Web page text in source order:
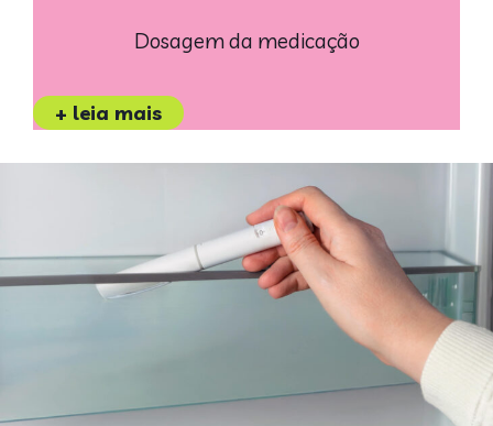
Dosagem da medicação
+ leia mais